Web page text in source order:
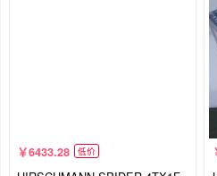
6433.28 低价